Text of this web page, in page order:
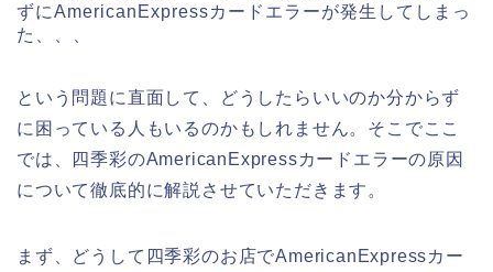
ずにAmericanExpressカードエラーが発生してしまっ
た、、、
という問題に直面して、どうしたらいいのか分からず
に困っている人もいるのかもしれません。そこでここ
では、四季彩のAmericanExpressカードエラーの原因
について徹底的に解説させていただきます。
まず、どうして四季彩のお店でAmericanExpressカー